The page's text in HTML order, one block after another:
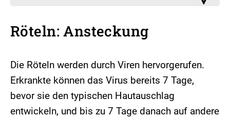
Röteln: Ansteckung
Die Röteln werden durch Viren hervorgerufen.
Erkrankte können das Virus bereits 7 Tage,
bevor sie den typischen Hautauschlag
entwickeln, und bis zu 7 Tage danach auf andere